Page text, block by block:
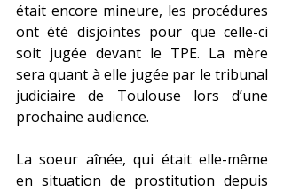
était encore mineure, les procédures
ont été disjointes pour que celle-ci
soit jugée devant le TPE. La mère
sera quant à elle jugée par le tribunal
judiciaire de Toulouse lors d’une
prochaine audience.
La soeur aînée, qui était elle-même
en situation de prostitution depuis